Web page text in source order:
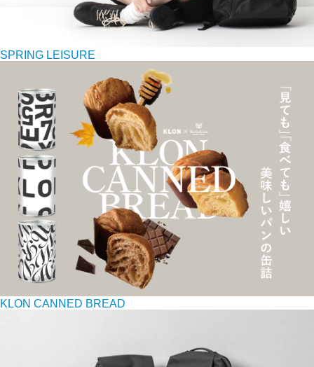
SPRING LEISURE
KLON CANNED BREAD